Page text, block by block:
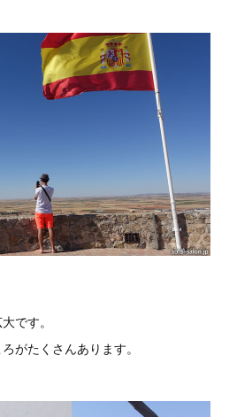
です。
がたくさんあります。